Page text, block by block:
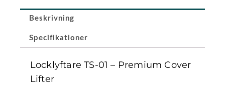
Beskrivning
Specifikationer
Locklyftare TS-01 – Premium Cover
Lifter